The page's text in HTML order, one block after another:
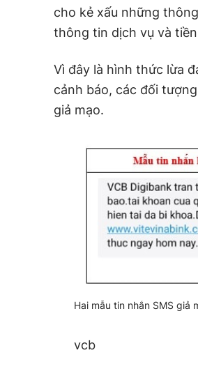
cho kẻ xấu những
thông tin dịch vụ và
Vì đây là hình thức lừa
cảnh báo, các đối
giả mạo.
Hai mẫu tin nhắn SMS giả
vcb